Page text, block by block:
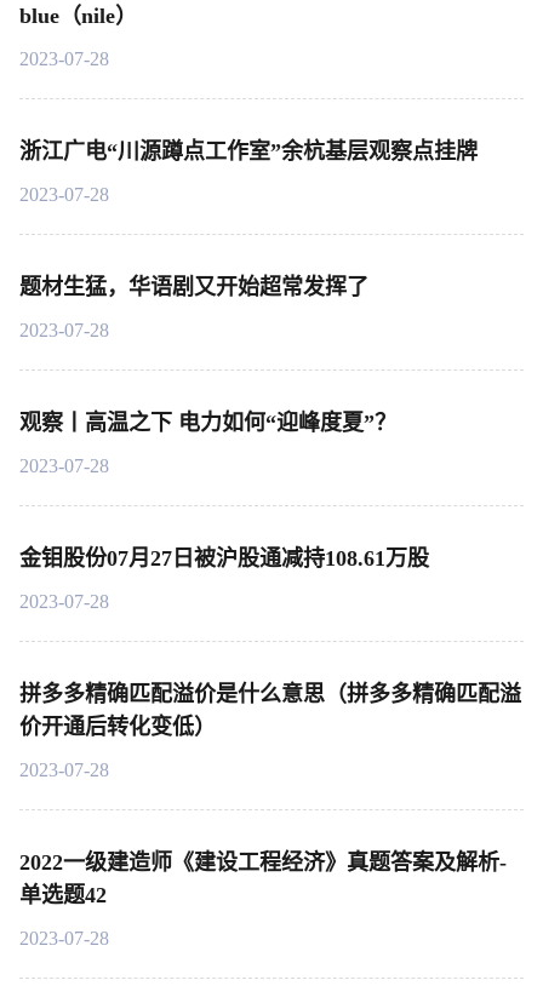
blue（nile）
2023-07-28
浙江广电“川源蹲点工作室”余杭基层观察点挂牌
2023-07-28
题材生猛，华语剧又开始超常发挥了
2023-07-28
观察丨高温之下 电力如何“迎峰度夏”？
2023-07-28
金钼股份07月27日被沪股通减持108.61万股
2023-07-28
拼多多精确匹配溢价是什么意思（拼多多精确匹配溢
价开通后转化变低）
2023-07-28
2022一级建造师《建设工程经济》真题答案及解析-
单选题42
2023-07-28